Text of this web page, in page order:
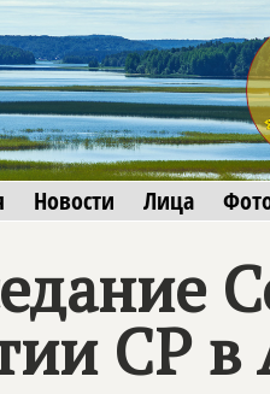
Новости Лица
СР в